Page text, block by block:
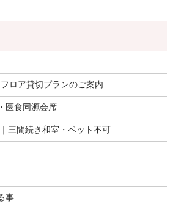
ロア貸切プランのご案内
医食同源会席
三間続き和室・ペット不可
事